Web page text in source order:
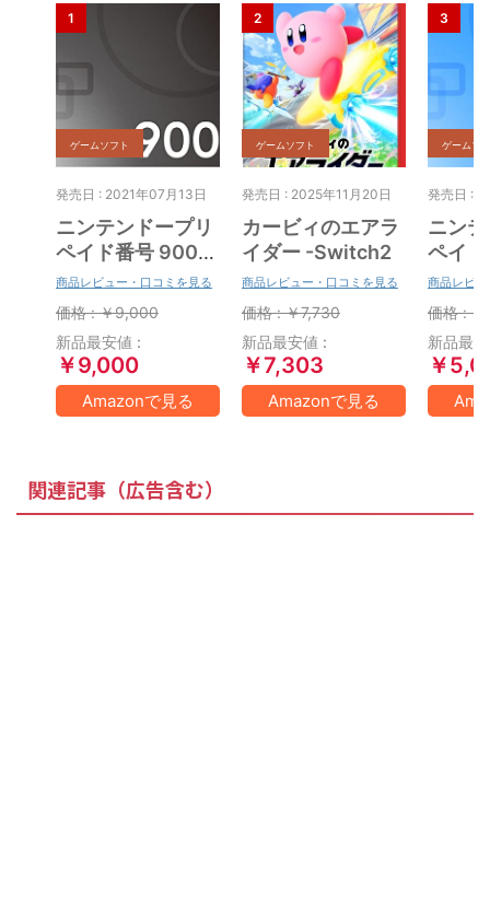
ゲームソフト
発売日 : 2021年07月13日
ニンテンドープリ
ペイド番号 9000
円|オンラインコー
ド版
商品レビュー・口コミを見る
価格 : ￥9,000
新品最安値 :
￥9,000
Amazonで見る
ゲームソフト
発売日 : 2025年11月20日
カービィのエアラ
イダー -Switch2
商品レビュー・口コミを見る
価格 : ￥7,730
新品最安値 :
￥7,303
Amazonで見る
ゲームソ
発売日 :
ニン
ペイ
円|オ
ド版
商品レビ
価格 :
新品最
￥
関連記事（広告含む）